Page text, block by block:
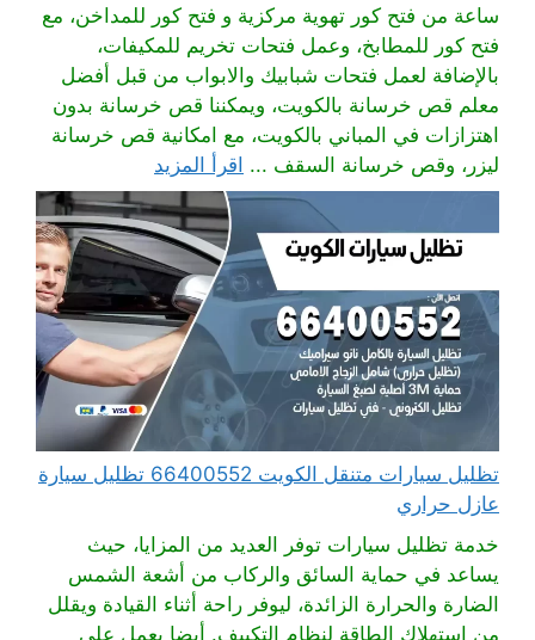
ساعة من فتح كور تهوية مركزية و فتح كور للمداخن، مع
فتح كور للمطابخ، وعمل فتحات تخريم للمكيفات،
بالإضافة لعمل فتحات شبابيك والابواب من قبل أفضل
معلم قص خرسانة بالكويت، ويمكننا قص خرسانة بدون
اهتزازات في المباني بالكويت، مع امكانية قص خرسانة
ليزر، وقص خرسانة السقف ... اقرأ المزيد
تظليل سيارات متنقل الكويت 66400552 تظليل سيارة
عازل حراري
خدمة تظليل سيارات توفر العديد من المزايا، حيث
يساعد في حماية السائق والركاب من أشعة الشمس
الضارة والحرارة الزائدة، ليوفر راحة أثناء القيادة ويقلل
من استهلاك الطاقة لنظام التكييف. أيضا يعمل على